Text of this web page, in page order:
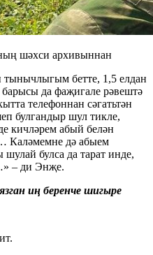
шәхси архивыннан
бетте, 1,5 елдан
да фаҗигале рәвештә
телефоннан сәгатьтән
булгандыр шул тикле,
кичләрем абый белән
Каләмемне дә абыем
булса да тарат инде,
– ди Энҗе.
иң беренче шигыре